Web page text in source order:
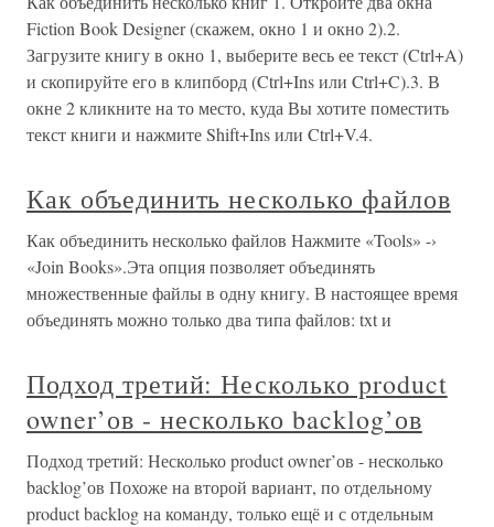
Fiction Book Designer (скажем, окно 1 и окно 2).2.
Загрузите книгу в окно 1, выберите весь ее текст (Ctrl+A)
и скопируйте его в клипборд (Ctrl+Ins или Ctrl+C).3. В
окне 2 кликните на то место, куда Вы хотите поместить
текст книги и нажмите Shift+Ins или Ctrl+V.4.
Как объединить несколько файлов
Как объединить несколько файлов Нажмите «Tools» -›
«Join Books».Эта опция позволяет объединять
множественные файлы в одну книгу. В настоящее время
объединять можно только два типа файлов: txt и
Подход третий: Несколько product
owner’ов - несколько backlog’ов
Подход третий: Несколько product owner’ов - несколько
backlog’ов Похоже на второй вариант, по отдельному
product backlog на команду, только ещё и с отдельным